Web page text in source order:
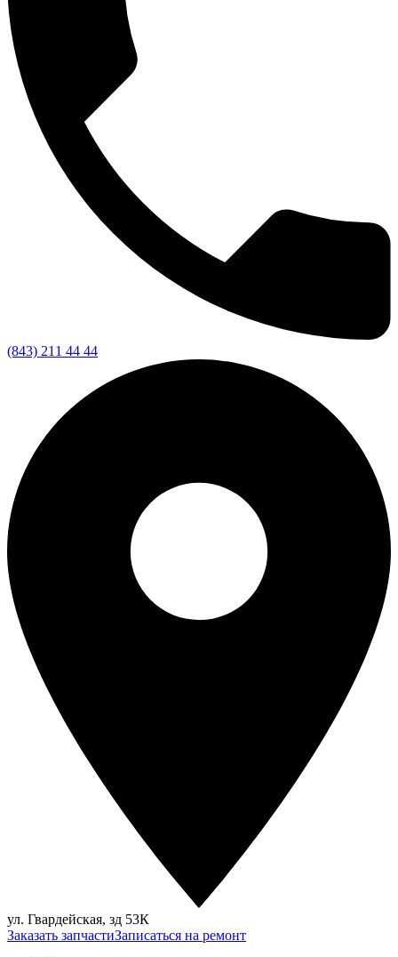
(843) 211 44 44
ул. Гвардейская, зд 53К
Заказать запчастиЗаписаться на ремонт